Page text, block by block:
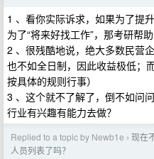
1 、看你实际诉求，如果为了提
为了“将来好找工作”，那考研帮
2 、很残酷地说，绝大多数民营
也不如全日制，因此收益极低；
按具体的规则行事）
3 、这个就不了解了，倒不如问
行业有兴趣有能力去做？
Replied to a topic by Newb1e › 现在
人员列表了吗？